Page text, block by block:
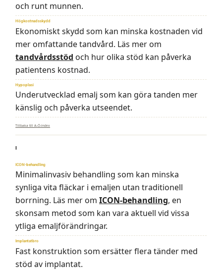
och runt munnen.
Högkostnadsskydd
Ekonomiskt skydd som kan minska kostnaden vid
mer omfattande tandvård. Läs mer om
tandvårdsstöd och hur olika stöd kan påverka
patientens kostnad.
Hypoplasi
Underutvecklad emalj som kan göra tanden mer
känslig och påverka utseendet.
Tillbaka till A–Ö-index
I
ICON-behandling
Minimalinvasiv behandling som kan minska
synliga vita fläckar i emaljen utan traditionell
borrning. Läs mer omICON-behandling, en
skonsam metod som kan vara aktuell vid vissa
ytliga emaljförändringar.
Implantatbro
Fast konstruktion som ersätter flera tänder med
stöd av implantat.